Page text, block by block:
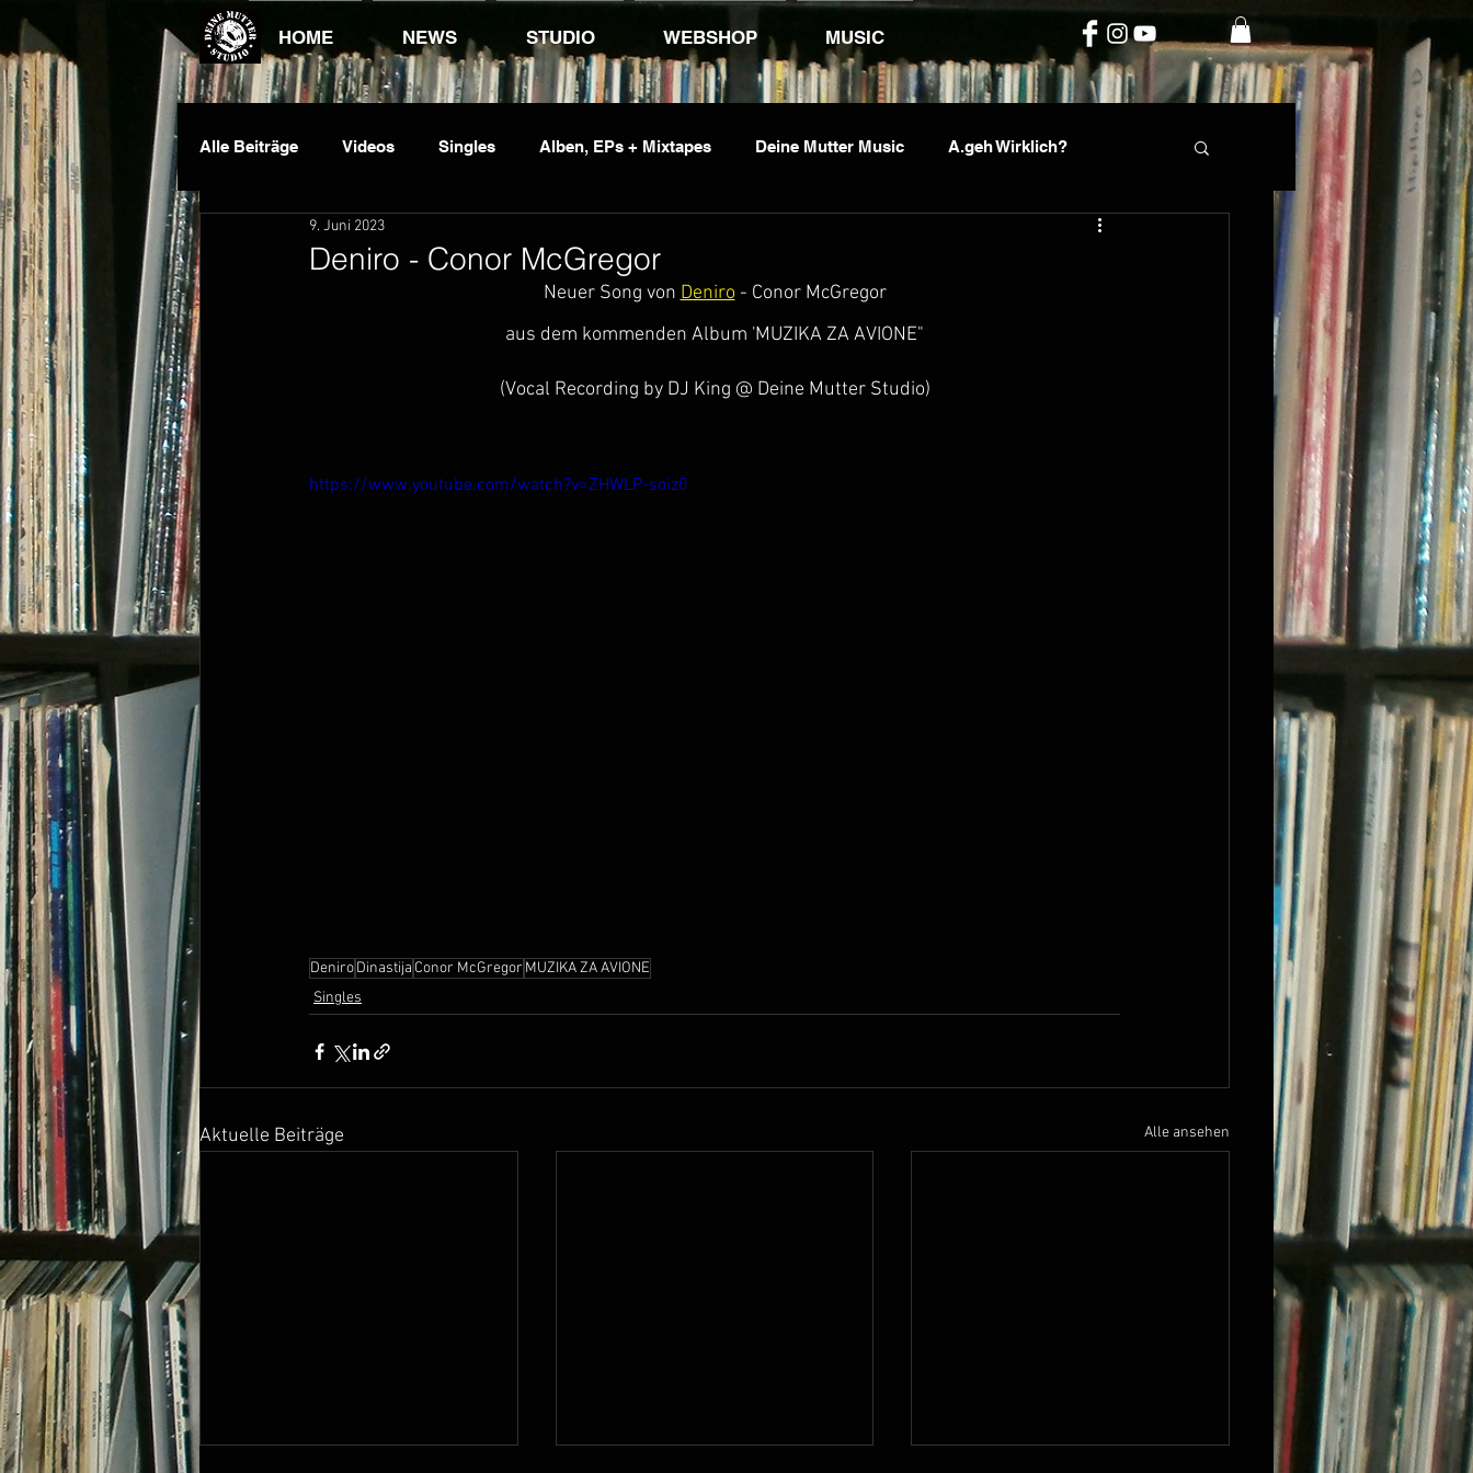
HOME NEWS STUDIO WEBSHOP MUSIC
Alle Beiträge Videos Singles Alben, EPs + Mixtapes Deine Mutter Music A.geh Wirklich?
Dauawizzy DJ King Phil Fin
Deniro - Conor McGregor
9. Juni 2023
Neuer Song von Deniro - Conor McGregor
aus dem kommenden Album 'MUZIKA ZA AVIONE"
(Vocal Recording by DJ King @ Deine Mutter Studio)
https://www.youtube.com/watch?v=ZHWLP-soiz0
DeniroDinastija Conor McGregor MUZIKA ZA AVIONE
Singles
Aktuelle Beiträge Alle ansehen